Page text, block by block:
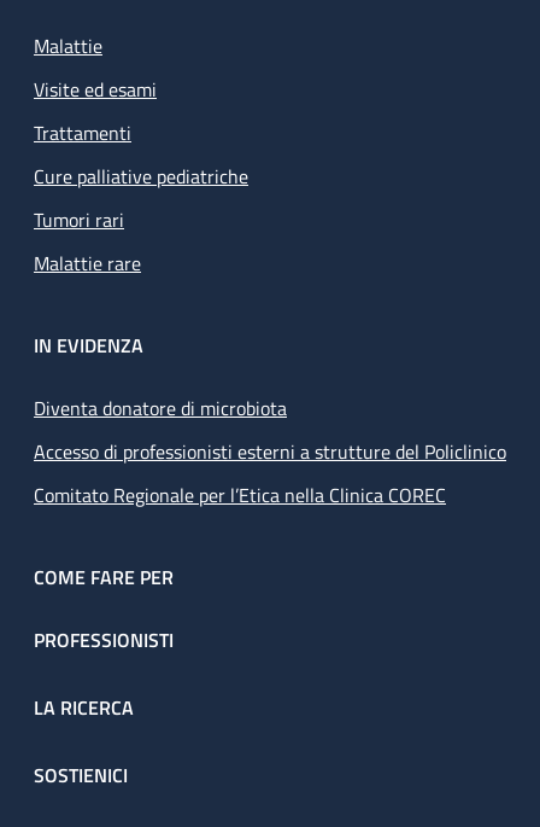
Malattie
Visite ed esami
Trattamenti
Cure palliative pediatriche
Tumori rari
Malattie rare
IN EVIDENZA
Diventa donatore di microbiota
Accesso di professionisti esterni a strutture del Policlinico
Comitato Regionale per l’Etica nella Clinica COREC
COME FARE PER
PROFESSIONISTI
LA RICERCA
SOSTIENICI